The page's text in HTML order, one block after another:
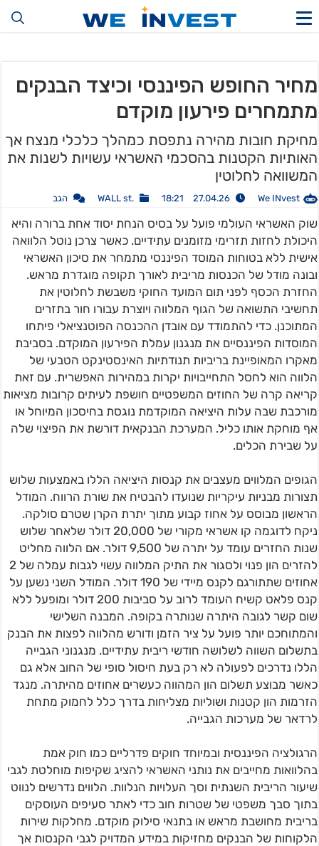
מחיר החופש הפיננסי וכיצד הבנקים
מתמחרים פירעון מוקדם
מחיקת חובות מהירה נתפסת כמהלך כלכלי מנצח אך
האותיות הקטנות בהסכמי האשראי עשויות לשנות את
המשוואה לחלוטין
We INvest
27.04.26 18:21
.WALL st הגב
שוק האשראי העולמי פועל על בסיס הנחת יסוד אחת ברורה והיא
היכולת לחזות תזרימי מזומנים עתידיים. כאשר צרכן נוטל הלוואה
אישית ללא בטוחות המוסד הפיננסי מתמחר את סיכון האשראי
ובונה מודל של הכנסות מריבית לאורך תקופה מוגדרת מראש.
החזרת הכסף לפני תום המועד החוקי משבשת לחלוטין את
תחשיבי התשואה של הגוף המלווה ויוצרת עבורו חור בתזרים
המתוכנן. כדי להתמודד עם אובדן ההכנסה הפוטנציאלי פיתחו
המוסדות הפיננסיים את מנגנון עמלת הפירעון המוקדם. בסביבת
מאקרו המאופיינת בריביות תנודתיות האינסטינקט הטבעי של
הלווה הוא לחסל התחייבויות יקרות במהירות האפשרית. עם זאת
קריאה קרה של החוזים המשפטיים חושפת לעיתים קרובות מציאות
מורכבת שבה עלות היציאה המוקדמת נוגסת בחיסכון המיוחל או
אף מוחקת אותו כליל. המערכת הבנקאית דורשת את הפיצוי שלה
על שבירת הכלים.
הגופים המלווים מעצבים את קנסות היציאה הללו באמצעות שלוש
תצורות מבניות עיקריות שנועדו להבטיח את שורת הרווח. המודל
הראשון מבוסס על אחוז קבוע מתוך יתרת הקרן שטרם סולקה.
ניקח לדוגמה קו אשראי מקורי של 20,000 דולר שלאחר שלוש
שנות החזרים עומד על יתרה של 9,500 דולר. אם הלווה מחליט
להזרים הון פנוי ולסגור את התיק המלווה עשוי לגבות עמלה של 2
אחוזים שתתורגם לקנס מיידי של 190 דולר. המודל השני נשען על
קנס פלאט קשיח העומד לרוב על סביבות 200 דולר ומופעל ללא
שום קשר לגובה היתרה שנותרה בקופה. המבנה השלישי
והמתוחכם יותר פועל על ציר הזמן ודורש מהלווה לפצות את הבנק
בתשלום השווה לשלושה חודשי ריבית עתידיים. מנגנוני הגבייה
הללו נדרכים לפעולה לא רק בעת חיסול סופי של החוב אלא גם
כאשר מבוצע תשלום הון המהווה כעשרים אחוזים מהיתרה. מנגד
הזרמות הון קטנות ושוליות מצליחות בדרך כלל לחמוק מתחת
לרדאר של מערכות הגבייה.
הרגולציה הפיננסית ובמיוחד חוקים פדרליים כמו חוק אמת
בהלוואות מחייבים את נותני האשראי להציג שקיפות מוחלטת לגבי
שיעור הריבית השנתית וסך העלויות הנלוות. הלווים נדרשים לנווט
בתוך סבך משפטי של שטרות חוב כדי לאתר סעיפים העוסקים
בריבית מחושבת מראש או בתנאי סילוק מוקדם. מחלקות שירות
הלקוחות של הבנקים מחזיקות במידע המדויק לגבי הקנסות אך